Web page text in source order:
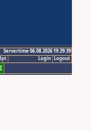
Servertime 06.08.2026 19:29:39
Logout
Login